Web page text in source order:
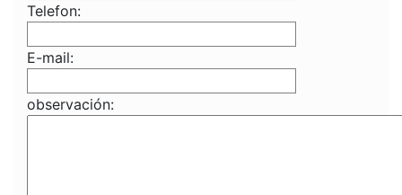
Telefon:
E-mail:
observación: